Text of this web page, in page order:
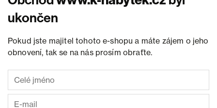
ukončen
Pokud jste majitel tohoto e-shopu a máte zájem o jeho
obnovení, tak se na nás prosím obraťte.